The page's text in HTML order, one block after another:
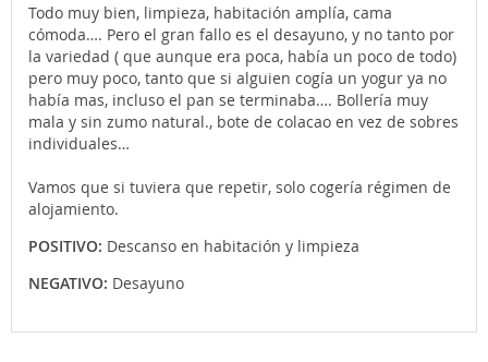
Todo muy bien, limpieza, habitación amplía, cama
cómoda…. Pero el gran fallo es el desayuno, y no tanto por
la variedad ( que aunque era poca, había un poco de todo)
pero muy poco, tanto que si alguien cogía un yogur ya no
había mas, incluso el pan se terminaba…. Bollería muy
mala y sin zumo natural., bote de colacao en vez de sobres
individuales…
Vamos que si tuviera que repetir, solo cogería régimen de
alojamiento.
POSITIVO: Descanso en habitación y limpieza
NEGATIVO: Desayuno